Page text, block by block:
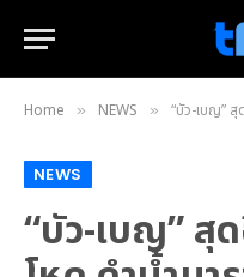
Home » NEWS » “บัว-เบญ” สุด
NEWS
“บัว-เบญ” สุ